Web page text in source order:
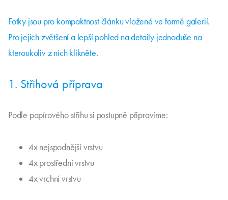
Fotky jsou pro kompaktnost článku vložené ve formě galerií.
Pro jejich zvětšení a lepší pohled na detaily jednoduše na
kteroukoliv z nich klikněte.
1. Střihová příprava
Podle papírového střihu si postupně připravíme:
4x nejspodnější vrstvu
4x prostřední vrstvu
4x vrchní vrstvu